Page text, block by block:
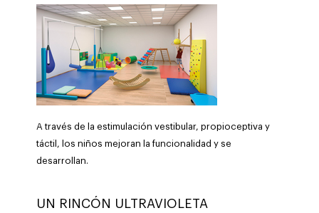
A través de la estimulación vestibular, propioceptiva y
táctil, los niños mejoran la funcionalidad y se
desarrollan.
UN RINCÓN ULTRAVIOLETA